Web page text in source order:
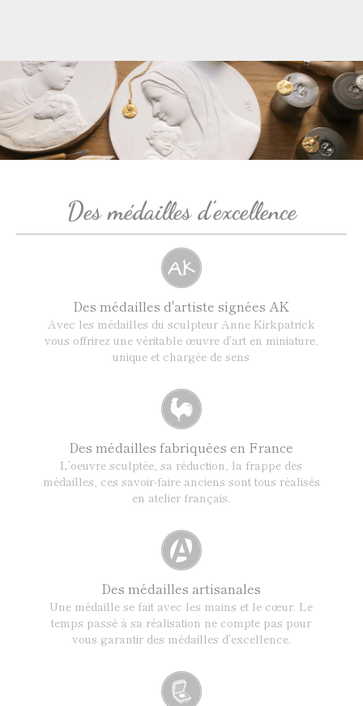
Des médailles d'excellence
Des médailles d'artiste signées AK
Avec les médailles du sculpteur Anne Kirkpatrick
vous offrirez une véritable œuvre d’art en miniature,
unique et chargée de sens
Des médailles fabriquées en France
L’oeuvre sculptée, sa réduction, la frappe des
médailles, ces savoir-faire anciens sont tous réalisés
en atelier français.
Des médailles artisanales
Une médaille se fait avec les mains et le cœur. Le
temps passé à sa réalisation ne compte pas pour
vous garantir des médailles d’excellence.